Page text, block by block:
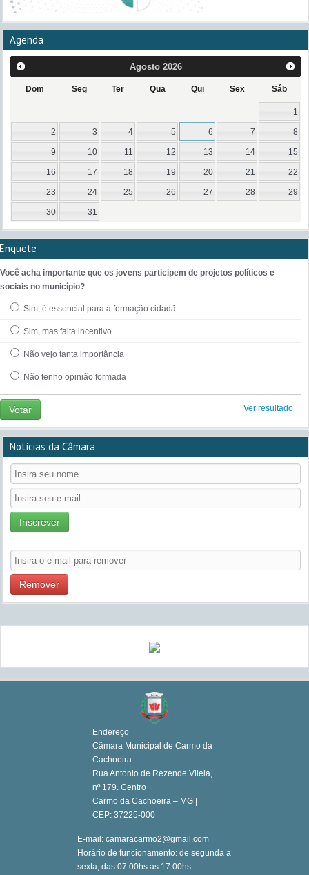
Agenda
Agosto 2026
Dom Seg Ter Qua Qui Sex Sáb
1
2 3 4 5 6 7 8
9 10 11 12 13 14 15
16 17 18 19 20 21 22
23 24 25 26 27 28 29
30 31
Enquete
Você acha importante que os jovens participem de projetos políticos e
sociais no município?
Sim, é essencial para a formação cidadã
Sim, mas falta incentivo
Não vejo tanta importância
Não tenho opinião formada
Votar Ver resultado
Notícias da Câmara
Inscrever
Remover
Endereço
Câmara Municipal de Carmo da
Cachoeira
Rua Antonio de Rezende Vilela,
nº 179. Centro
Carmo da Cachoeira – MG |
CEP: 37225-000
E-mail: camaracarmo2@gmail.com
Horário de funcionamento: de segunda a
sexta, das 07:00hs às 17:00hs